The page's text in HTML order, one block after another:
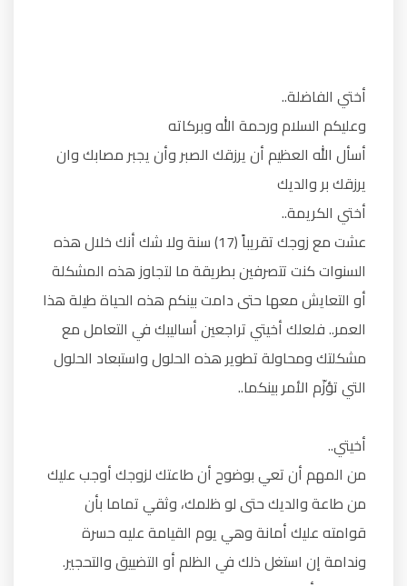
أختي الفاضلة..
وعليكم السلام ورحمة الله وبركاته
أسأل الله العظيم أن يرزقك الصبر وأن يجبر مصابك وان
يرزقك بر والديك
أختي الكريمة..
عشت مع زوجك تقريباً (17) سنة ولا شك أنك خلال هذه
السنوات كنت تتصرفين بطريقة ما لتجاوز هذه المشكلة
أو التعايش معها حتى دامت بينكم هذه الحياة طيلة هذا
العمر.. فلعلك أخيتي تراجعين أساليبك في التعامل مع
مشكلتك ومحاولة تطوير هذه الحلول واستبعاد الحلول
التي تؤزّم الأمر بينكما..
أخيتي..
من المهم أن تعي بوضوح أن طاعتك لزوجك أوجب عليك
من طاعة والديك حتى لو ظلمك، وثقي تماما بأن
قوامته عليك أمانة وهي يوم القيامة عليه حسرة
وندامة إن استغل ذلك في الظلم أو التضييق والتحجير.